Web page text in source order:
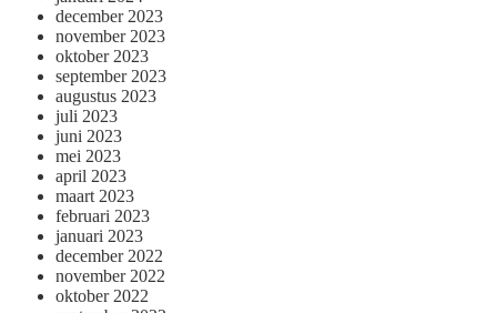
december 2023
november 2023
oktober 2023
september 2023
augustus 2023
juli 2023
juni 2023
mei 2023
april 2023
maart 2023
februari 2023
januari 2023
december 2022
november 2022
oktober 2022